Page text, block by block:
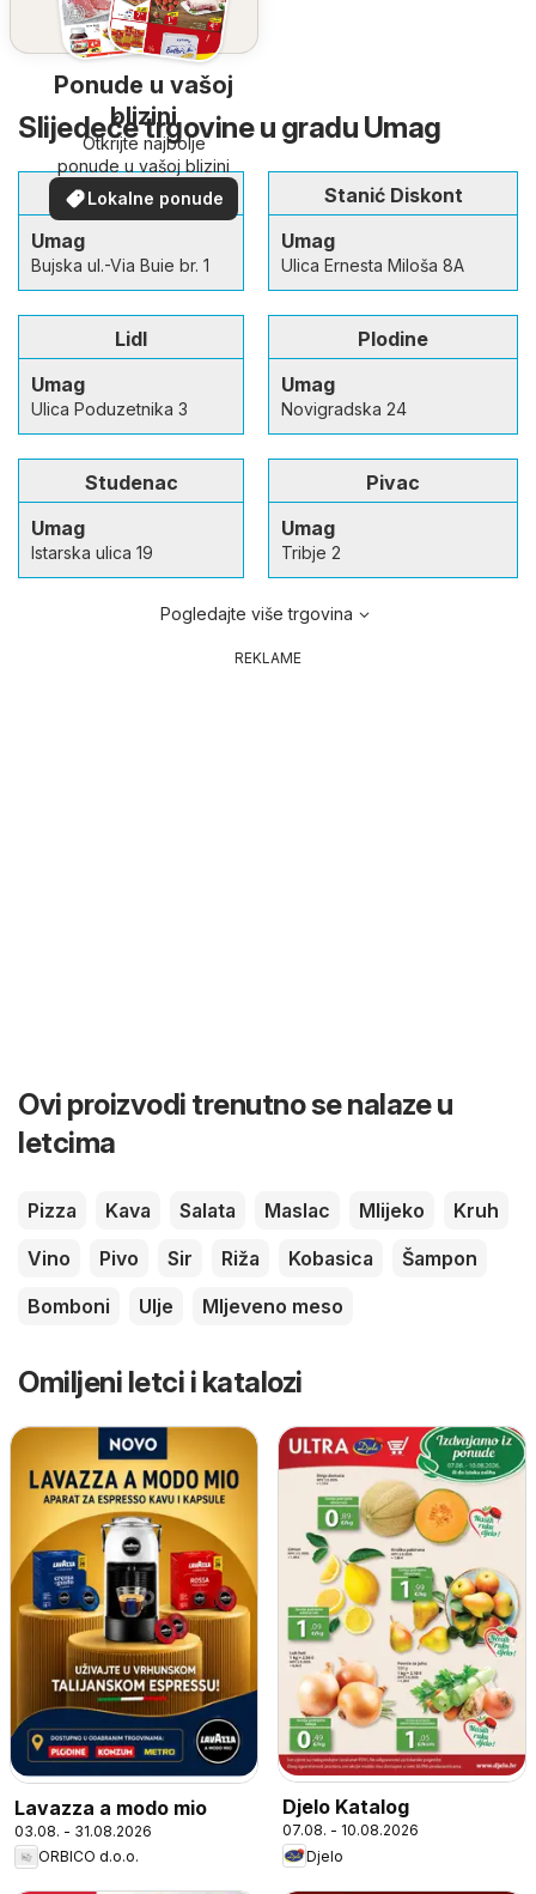
Ponude u vašoj
blizini
Otkrijte najbolje
ponude u vašoj blizini
Lokalne ponude
Slijedeće trgovine u gradu Umag
Spar
Umag
Bujska ul.-Via Buie br. 1
Stanić Diskont
Umag
Ulica Ernesta Miloša 8A
Lidl
Umag
Ulica Poduzetnika 3
Plodine
Umag
Novigradska 24
Studenac
Umag
Istarska ulica 19
Pivac
Umag
Tribje 2
Pogledajte više trgovina
REKLAME
Ovi proizvodi trenutno se nalaze u
letcima
Pizza Kava Salata Maslac Mlijeko
Kruh
Vino
Pivo Sir Riža Kobasica
Šampon
Bomboni
Ulje Mljeveno meso
Omiljeni letci i katalozi
Lavazza a modo mio
03.08. - 31.08.2026
ORBICO d.o.o.
Djelo Katalog
07.08. - 10.08.2026
Djelo